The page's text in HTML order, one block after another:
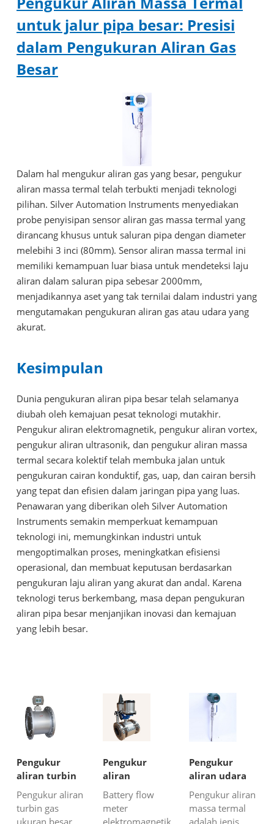
untuk jalur pipa besar: Presisi
dalam Pengukuran Aliran Gas
Besar
Dalam hal mengukur aliran gas yang besar, pengukur
aliran massa termal telah terbukti menjadi teknologi
pilihan. Silver Automation Instruments menyediakan
probe penyisipan sensor aliran gas massa termal yang
dirancang khusus untuk saluran pipa dengan diameter
melebihi 3 inci (80mm). Sensor aliran massa termal ini
memiliki kemampuan luar biasa untuk mendeteksi laju
aliran dalam saluran pipa sebesar 2000mm,
menjadikannya aset yang tak ternilai dalam industri yang
mengutamakan pengukuran aliran gas atau udara yang
akurat.
Kesimpulan
Dunia pengukuran aliran pipa besar telah selamanya
diubah oleh kemajuan pesat teknologi mutakhir.
Pengukur aliran elektromagnetik, pengukur aliran vortex,
pengukur aliran ultrasonik, dan pengukur aliran massa
termal secara kolektif telah membuka jalan untuk
pengukuran cairan konduktif, gas, uap, dan cairan bersih
yang tepat dan efisien dalam jaringan pipa yang luas.
Penawaran yang diberikan oleh Silver Automation
Instruments semakin memperkuat kemampuan
teknologi ini, memungkinkan industri untuk
mengoptimalkan proses, meningkatkan efisiensi
operasional, dan membuat keputusan berdasarkan
pengukuran laju aliran yang akurat dan andal. Karena
teknologi terus berkembang, masa depan pengukuran
aliran pipa besar menjanjikan inovasi dan kemajuan
yang lebih besar.
Pengukur
aliran turbin
gas ukuran
besar in-line
Pengukur aliran
turbin gas
ukuran besar
Pengukur
aliran
elektromagnetik
GPRS
Battery flow
meter
elektromagnetik
Pengukur
aliran udara
penyisipan
Pengukur aliran
massa termal
adalah jenis